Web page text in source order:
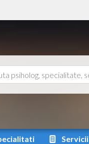
Servicii